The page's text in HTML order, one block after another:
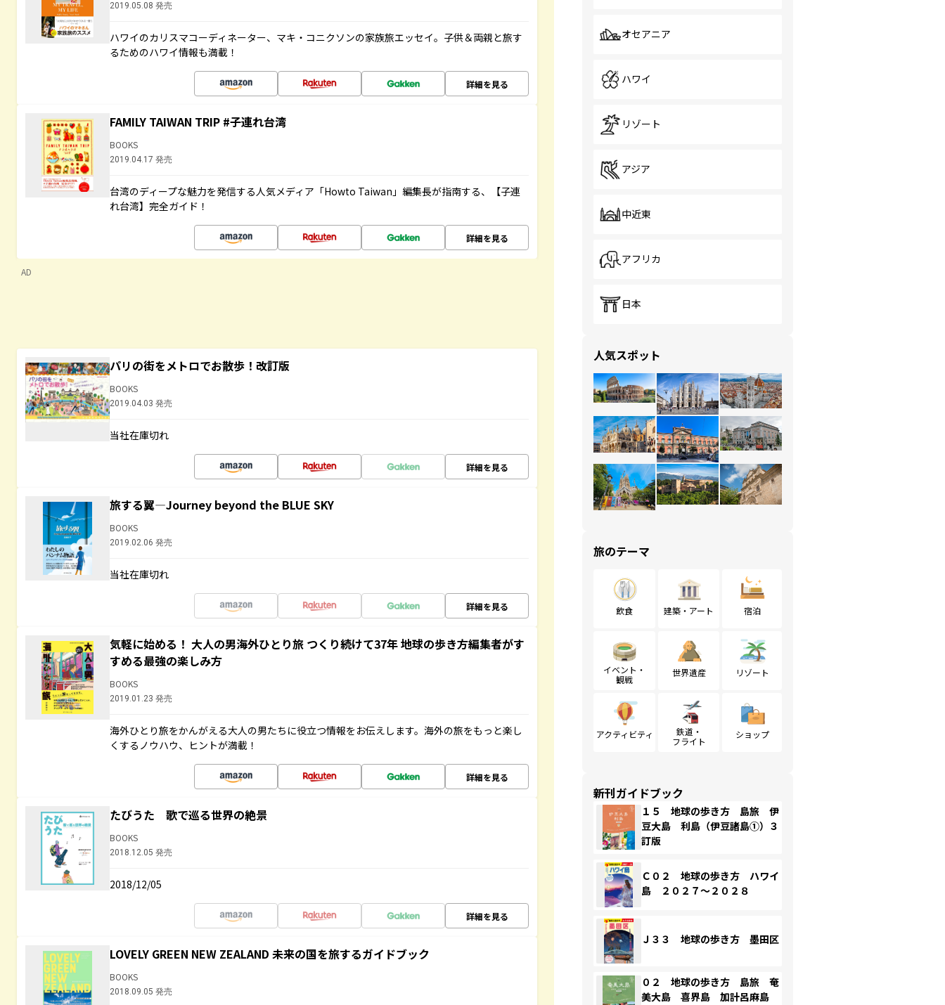
2019.05.08 発売
ハワイのカリスマコーディネーター、マキ・コニクソンの家族旅エッセイ。子供＆両親と旅す
るためのハワイ情報も満載！
詳細を見る
FAMILY TAIWAN TRIP #子連れ台湾
BOOKS
2019.04.17 発売
台湾のディープな魅力を発信する人気メディア「Howto Taiwan」編集長が指南する、【子連
れ台湾】完全ガイド！
詳細を見る
AD
パリの街をメトロでお散歩！改訂版
BOOKS
2019.04.03 発売
当社在庫切れ
詳細を見る
旅する翼―Journey beyond the BLUE SKY
BOOKS
2019.02.06 発売
当社在庫切れ
詳細を見る
気軽に始める！ 大人の男海外ひとり旅 つくり続けて37年 地球の歩き方編集者がす
すめる最強の楽しみ方
BOOKS
2019.01.23 発売
海外ひとり旅をかんがえる大人の男たちに役立つ情報をお伝えします。海外の旅をもっと楽し
くするノウハウ、ヒントが満載！
詳細を見る
たびうた 歌で巡る世界の絶景
BOOKS
2018.12.05 発売
2018/12/05
詳細を見る
LOVELY GREEN NEW ZEALAND 未来の国を旅するガイドブック
BOOKS
2018.09.05 発売
オセアニア
ハワイ
リゾート
アジア
中近東
アフリカ
日本
人気スポット
旅のテーマ
飲食 建築・アート 宿泊
イベント・
観戦
世界遺産 リゾート
アクティビティ
鉄道・
フライト
ショップ
新刊ガイドブック
１５ 地球の歩き方 島旅 伊
豆大島 利島（伊豆諸島①）３
訂版
Ｃ０２ 地球の歩き方 ハワイ
島 ２０２７～２０２８
Ｊ３３ 地球の歩き方 墨田区
０２ 地球の歩き方 島旅 奄
美大島 喜界島 加計呂麻島